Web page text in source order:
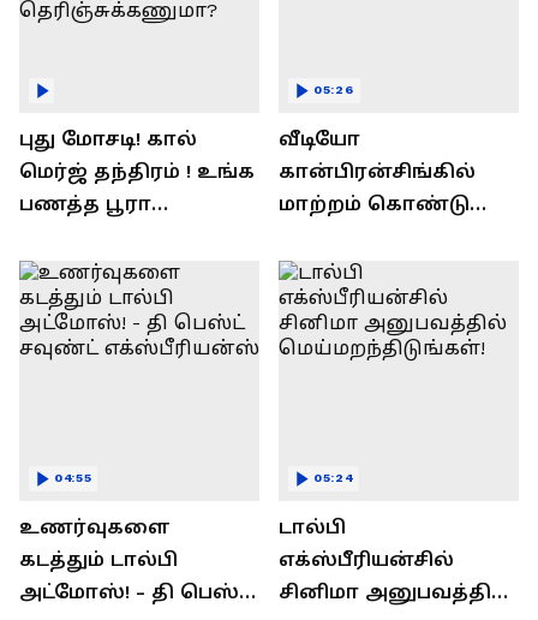
புது மோசடி! கால்
மெர்ஜ் தந்திரம் ! உங்க
பணத்த பூரா
எப்படினு
தெரிஞ்சுக்கணுமா?
வீடியோ
கான்பிரன்சிங்கில்
மாற்றம் கொண்டு
PC"
05:26
உணர்வுகளை
கடத்தும் டால்பி
அட்மோஸ்! - தி பெஸ்ட்
04:55
டால்பி
எக்ஸ்பீரியன்சில்
சினிமா அனுபவத்தில்
05:24